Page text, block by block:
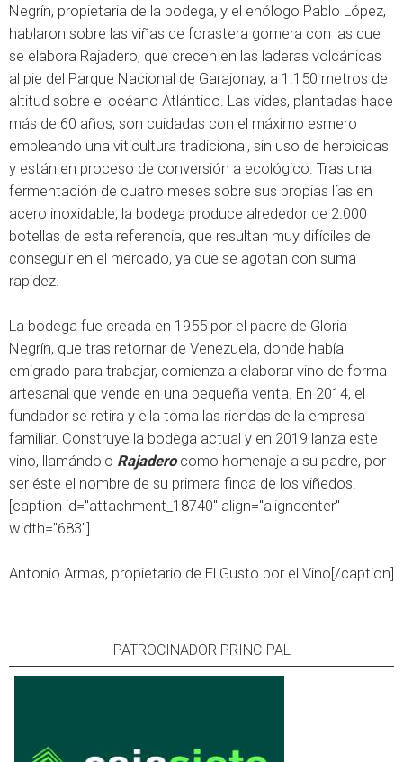
Negrín, propietaria de la bodega, y el enólogo Pablo López,
hablaron sobre las viñas de forastera gomera con las que
se elabora Rajadero, que crecen en las laderas volcánicas
al pie del Parque Nacional de Garajonay, a 1.150 metros de
altitud sobre el océano Atlántico. Las vides, plantadas hace
más de 60 años, son cuidadas con el máximo esmero
empleando una viticultura tradicional, sin uso de herbicidas
y están en proceso de conversión a ecológico. Tras una
fermentación de cuatro meses sobre sus propias lías en
acero inoxidable, la bodega produce alrededor de 2.000
botellas de esta referencia, que resultan muy difíciles de
conseguir en el mercado, ya que se agotan con suma
rapidez.
La bodega fue creada en 1955 por el padre de Gloria
Negrín, que tras retornar de Venezuela, donde había
emigrado para trabajar, comienza a elaborar vino de forma
artesanal que vende en una pequeña venta. En 2014, el
fundador se retira y ella toma las riendas de la empresa
familiar. Construye la bodega actual y en 2019 lanza este
vino, llamándolo Rajaderocomo homenaje a su padre, por
ser éste el nombre de su primera finca de los viñedos.
[caption id="attachment_18740" align="aligncenter"
width="683"]
Antonio Armas, propietario de El Gusto por el Vino[/caption]
PATROCINADOR PRINCIPAL